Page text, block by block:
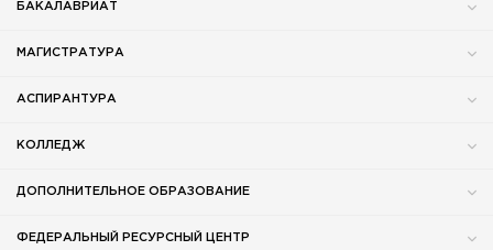
БАКАЛАВРИАТ
МАГИСТРАТУРА
АСПИРАНТУРА
КОЛЛЕДЖ
ДОПОЛНИТЕЛЬНОЕ ОБРАЗОВАНИЕ
ФЕДЕРАЛЬНЫЙ РЕСУРСНЫЙ ЦЕНТР